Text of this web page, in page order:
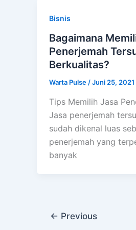
Bisnis
Bagaimana
Penerjemah
Berkualitas?
Warta Pulse /Juni 25, 2021
Tips Memilih Jasa
Jasa penerjemah
sudah dikenal luas
penerjemah yang
banyak
← Previous